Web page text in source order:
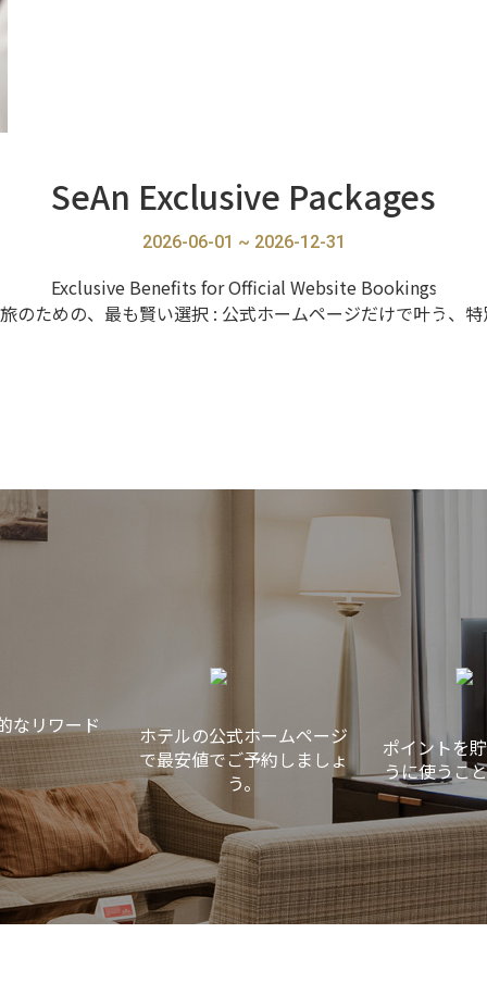
SeAn Exclusive Packages
2026-06-01 ~ 2026-12-31
Exclusive Benefits for Official Website Bookings
のための、最も賢い選択 : 公式ホームページだけで叶う、
なリワード
ホテルの公式ホームページ
で最安値でご予約しましょ
う。
ポイントを
うに使うこ